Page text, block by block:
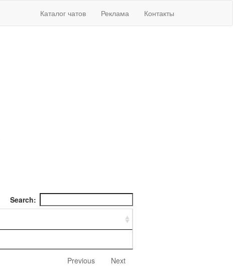
Каталог чатов Реклама Контакты
Search:
Previous Next